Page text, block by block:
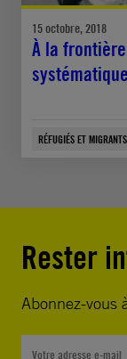
15 octobre, 2018
À la
RÉFUGIÉS ET MIGRANTS
Rester
Abonnez-vous